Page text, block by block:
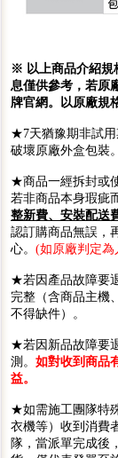
※ 以上商品介紹規
息僅供參考，若原
牌官網。以原廠規
★7天猶豫期非試用
破壞原廠外盒包裝。
★商品一經拆封或
若非商品本身瑕疵
整新費、安裝配送
認訂購商品無誤，
心。 (如原廠判定為
★若因產品故障要
完整（含商品主機
不得缺件）。
★若因新品故障要
測。 如對收到商品
益。
★如需施工團隊特
衣機等）收到消費
隊，當派單完成後